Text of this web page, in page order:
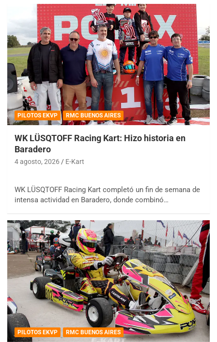
PILOTOS EKVP RMC BUENOS AIRES
WK LÜSQTOFF Racing Kart: Hizo historia en
Baradero
4 agosto, 2026 E-Kart
WK LÜSQTOFF Racing Kart completó un fin de semana de
intensa actividad en Baradero, donde combinó…
PILOTOS EKVP RMC BUENOS AIRES